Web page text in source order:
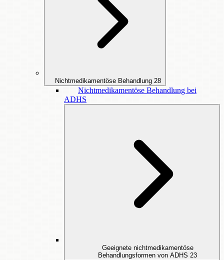
Nichtmedikamentöse Behandlung 28
Nichtmedikamentöse Behandlung bei
ADHS
Geeignete nichtmedikamentöse
Behandlungsformen von ADHS 23